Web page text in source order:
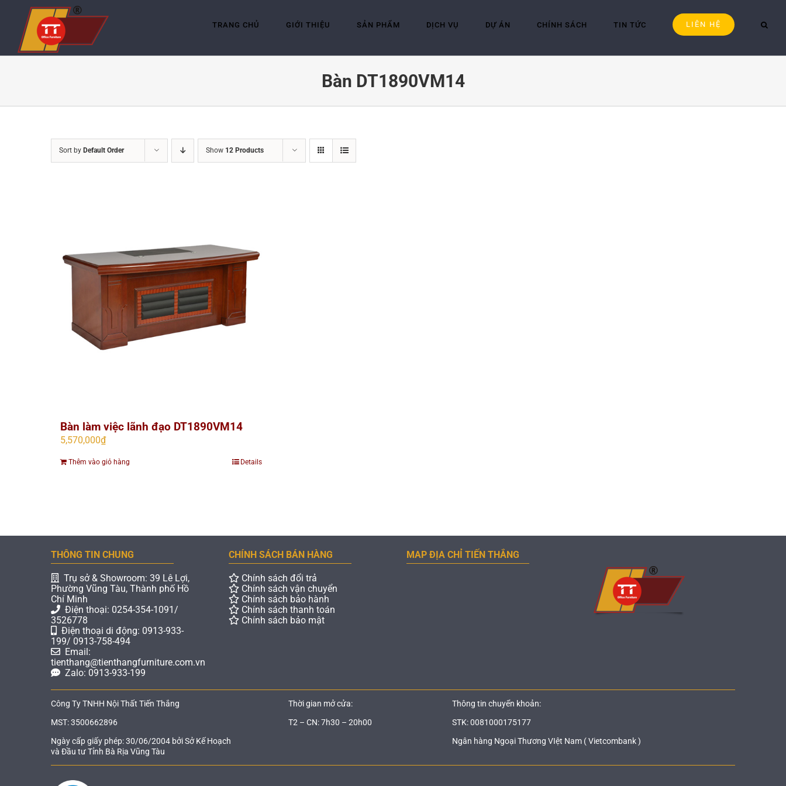
content
TRANG CHỦ GIỚI THIỆU SẢN PHẨM DỊCH VỤ DỰ ÁN CHÍNH SÁCH TIN TỨC LIÊN HỆ
Bàn DT1890VM14
Sort by Default Order Show 12 Products
Bàn làm việc lãnh đạo DT1890VM14
5,570,000₫
Thêm vào giỏ hàng Details
THÔNG TIN CHUNG
Trụ sở & Showroom: 39 Lê Lợi,
Phường Vũng Tàu, Thành phố Hồ
Chí Minh
Điện thoại: 0254-354-1091/
3526778
Điện thoại di động: 0913-933-
199/ 0913-758-494
Email:
tienthang@tienthangfurniture.com.vn
Zalo: 0913-933-199
CHÍNH SÁCH BÁN HÀNG
Chính sách đổi trả
Chính sách vận chuyển
Chính sách bảo hành
Chính sách thanh toán
Chính sách bảo mật
MAP ĐỊA CHỈ TIẾN THẮNG
Công Ty TNHH Nội Thất Tiến Thắng
MST: 3500662896
Ngày cấp giấy phép: 30/06/2004 bởi Sở Kế Hoạch
và Đầu tư Tỉnh Bà Rịa Vũng Tàu
Thời gian mở cửa:
T2 – CN: 7h30 – 20h00
Thông tin chuyển khoản:
STK: 0081000175177
Ngân hàng Ngoại Thương VIệt Nam ( Vietcombank )